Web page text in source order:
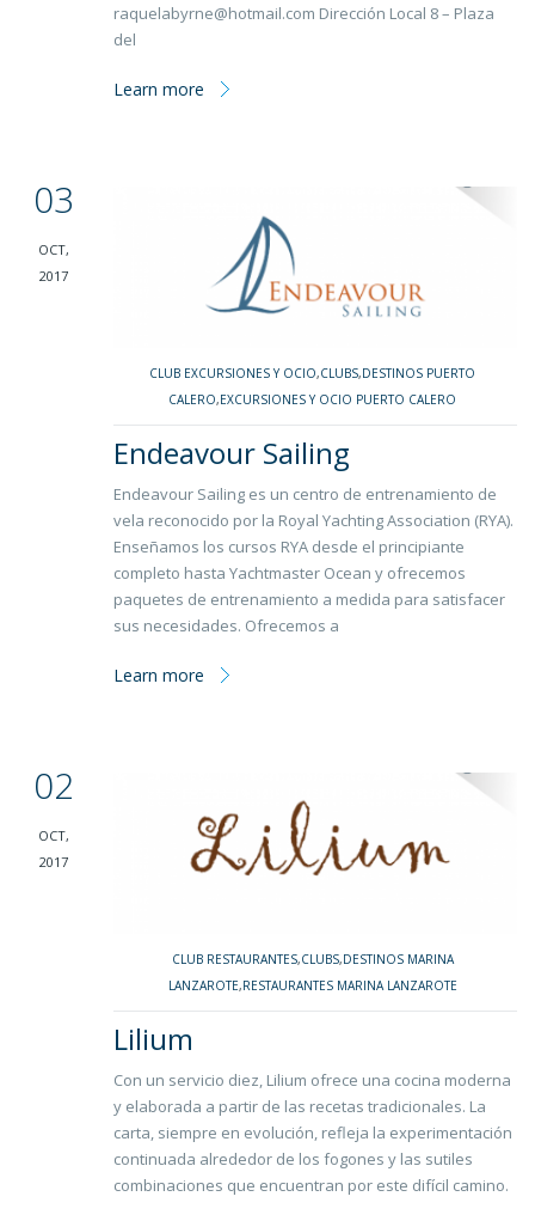
raquelabyrne@hotmail.com Dirección Local 8 – Plaza
del
Learn more
03
OCT,
2017
CLUB EXCURSIONES Y OCIO,CLUBS,DESTINOS PUERTO
CALERO,EXCURSIONES Y OCIO PUERTO CALERO
Endeavour Sailing
Endeavour Sailing es un centro de entrenamiento de
vela reconocido por la Royal Yachting Association (RYA).
Enseñamos los cursos RYA desde el principiante
completo hasta Yachtmaster Ocean y ofrecemos
paquetes de entrenamiento a medida para satisfacer
sus necesidades. Ofrecemos a
Learn more
02
OCT,
2017
CLUB RESTAURANTES,CLUBS,DESTINOS MARINA
LANZAROTE,RESTAURANTES MARINA LANZAROTE
Lilium
Con un servicio diez, Lilium ofrece una cocina moderna
y elaborada a partir de las recetas tradicionales. La
carta, siempre en evolución, refleja la experimentación
continuada alrededor de los fogones y las sutiles
combinaciones que encuentran por este difícil camino.